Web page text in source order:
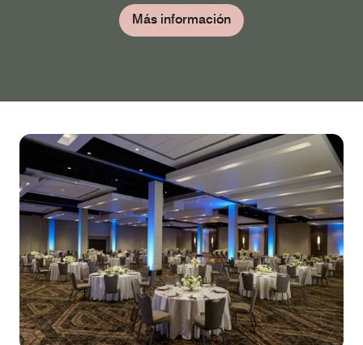
Más información